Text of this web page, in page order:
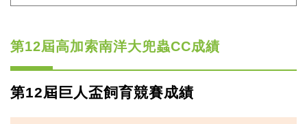
第12屆高加索南洋大兜蟲CC成績
第12屆巨人盃飼育競賽成績